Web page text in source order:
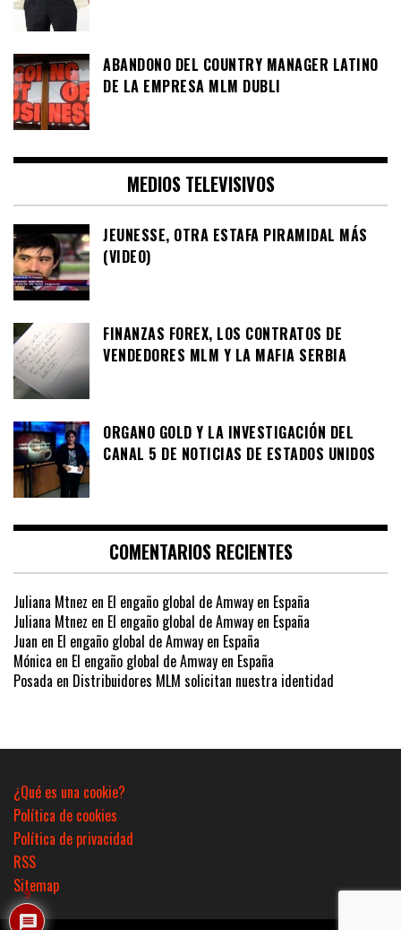
ABANDONO DEL COUNTRY MANAGER LATINO
DE LA EMPRESA MLM DUBLI
MEDIOS TELEVISIVOS
JEUNESSE, OTRA ESTAFA PIRAMIDAL MÁS
(VIDEO)
FINANZAS FOREX, LOS CONTRATOS DE
VENDEDORES MLM Y LA MAFIA SERBIA
ORGANO GOLD Y LA INVESTIGACIÓN DEL
CANAL 5 DE NOTICIAS DE ESTADOS UNIDOS
COMENTARIOS RECIENTES
Juliana Mtnez en El engaño global de Amway en España
Juliana Mtnez en El engaño global de Amway en España
Juan en El engaño global de Amway en España
Mónica en El engaño global de Amway en España
Posada en Distribuidores MLM solicitan nuestra identidad
¿Qué es una cookie?
Política de cookies
Política de privacidad
RSS
Sitemap
9